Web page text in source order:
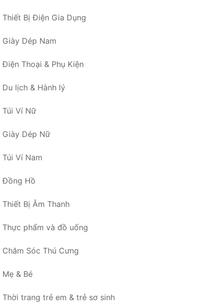
Thiết Bị Điện Gia Dụng
Giày Dép Nam
Điện Thoại & Phụ Kiện
Du lịch & Hành lý
Túi Ví Nữ
Giày Dép Nữ
Túi Ví Nam
Đồng Hồ
Thiết Bị Âm Thanh
Thực phẩm và đồ uống
Chăm Sóc Thú Cưng
Mẹ & Bé
Thời trang trẻ em & trẻ sơ sinh